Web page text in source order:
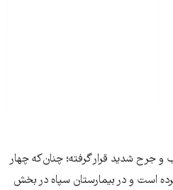
جرح شدید قرار گرفته؛ چنان‌که چهار
است و در بیمارستان سپاه در بخش